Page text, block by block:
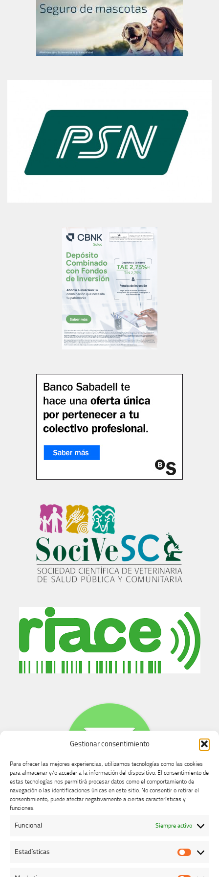
Gestionar consentimiento
Para ofrecer las mejores experiencias, utilizamos tecnologías como las cookies
para almacenar y/o acceder a la información del dispositivo. El consentimiento de
estas tecnologías nos permitirá procesar datos como el comportamiento de
navegación o las identificaciones únicas en este sitio. No consentir o retirar el
consentimiento, puede afectar negativamente a ciertas características y
funciones.
Funcional Siempre activo
Estadísticas
Buzón de dudas, quejas y sugerencias